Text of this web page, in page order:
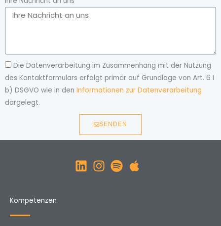
Die Datenverarbeitung im Zusammenhang mit der Nutzung
des Kontaktformulars erfolgt primär auf Grundlage von Art. 6 I
b) DSGVO wie in den Informationen zur Datenverarbeitung
dargelegt.
SENDEN
Kompetenzen